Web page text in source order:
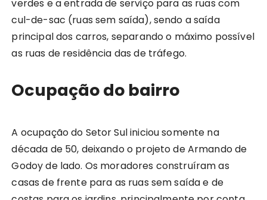
verdes e a entrada de serviço para as ruas com
cul-de-sac (ruas sem saída), sendo a saída
principal dos carros, separando o máximo possível
as ruas de residência das de tráfego.
Ocupação do bairro
A ocupação do Setor Sul iniciou somente na
década de 50, deixando o projeto de Armando de
Godoy de lado. Os moradores construíram as
casas de frente para as ruas sem saída e de